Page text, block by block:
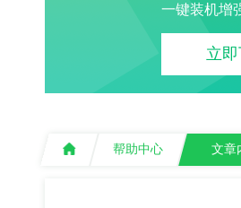
一键装机增
立
帮助中心 文章